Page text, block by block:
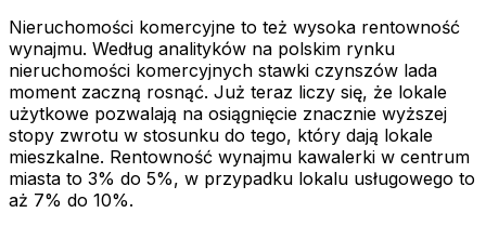
Nieruchomości komercyjne to też wysoka rentowność
wynajmu. Według analityków na polskim rynku
nieruchomości komercyjnych stawki czynszów lada
moment zaczną rosnąć. Już teraz liczy się, że lokale
użytkowe pozwalają na osiągnięcie znacznie wyższej
stopy zwrotu w stosunku do tego, który dają lokale
mieszkalne. Rentowność wynajmu kawalerki w centrum
miasta to 3% do 5%, w przypadku lokalu usługowego to
aż 7% do 10%.